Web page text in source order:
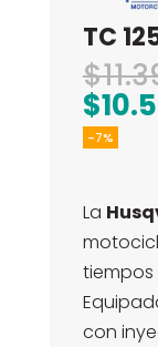
TC
$
$
-7%
La
con